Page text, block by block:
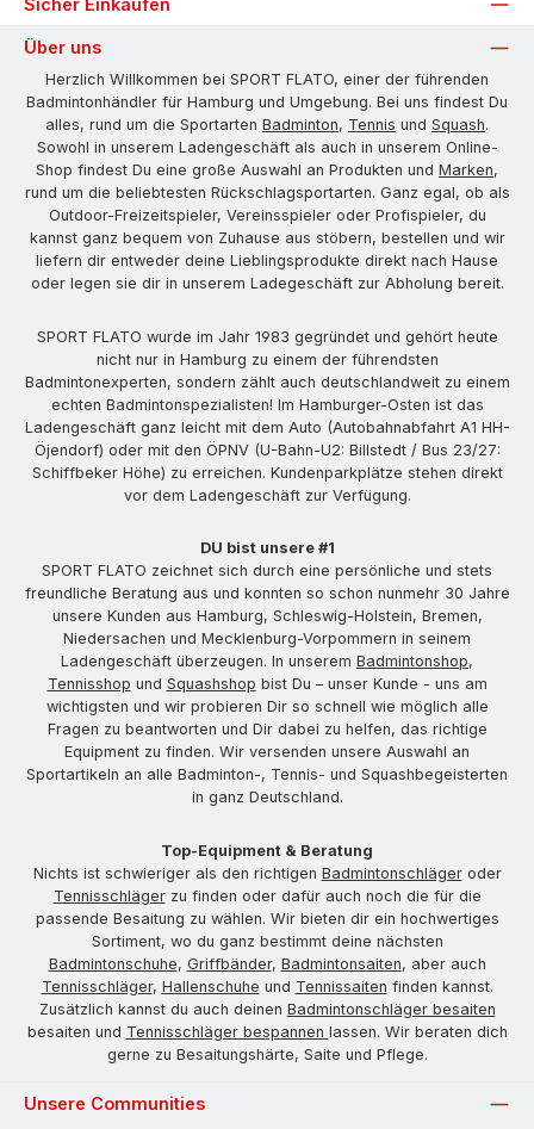
Über uns
Herzlich Willkommen bei SPORT FLATO, einer der führenden
Badmintonhändler für Hamburg und Umgebung. Bei uns findest Du
alles, rund um die Sportarten Badminton, Tennis und Squash.
Sowohl in unserem Ladengeschäft als auch in unserem Online-
Shop findest Du eine große Auswahl an Produkten und Marken,
rund um die beliebtesten Rückschlagsportarten. Ganz egal, ob als
Outdoor-Freizeitspieler, Vereinsspieler oder Profispieler, du
kannst ganz bequem von Zuhause aus stöbern, bestellen und wir
liefern dir entweder deine Lieblingsprodukte direkt nach Hause
oder legen sie dir in unserem Ladegeschäft zur Abholung bereit.
SPORT FLATO wurde im Jahr 1983 gegründet und gehört heute
nicht nur in Hamburg zu einem der führendsten
Badmintonexperten, sondern zählt auch deutschlandweit zu einem
echten Badmintonspezialisten! Im Hamburger-Osten ist das
Ladengeschäft ganz leicht mit dem Auto (Autobahnabfahrt A1 HH-
Öjendorf) oder mit den ÖPNV (U-Bahn-U2: Billstedt / Bus 23/27:
Schiffbeker Höhe) zu erreichen. Kundenparkplätze stehen direkt
vor dem Ladengeschäft zur Verfügung.
DU bist unsere #1
SPORT FLATO zeichnet sich durch eine persönliche und stets
freundliche Beratung aus und konnten so schon nunmehr 30 Jahre
unsere Kunden aus Hamburg, Schleswig-Holstein, Bremen,
Niedersachen und Mecklenburg-Vorpommern in seinem
Ladengeschäft überzeugen. In unserem Badmintonshop,
Tennisshop und Squashshop bist Du – unser Kunde - uns am
wichtigsten und wir probieren Dir so schnell wie möglich alle
Fragen zu beantworten und Dir dabei zu helfen, das richtige
Equipment zu finden. Wir versenden unsere Auswahl an
Sportartikeln an alle Badminton-, Tennis- und Squashbegeisterten
in ganz Deutschland.
Top-Equipment & Beratung
Nichts ist schwieriger als den richtigen Badmintonschlägeroder
Tennisschlägerzu finden oder dafür auch noch die für die
passende Besaitung zu wählen. Wir bieten dir ein hochwertiges
Sortiment, wo du ganz bestimmt deine nächsten
Badmintonschuhe, Griffbänder, Badmintonsaiten, aber auch
Tennisschläger, Hallenschuhe und Tennissaiten finden kannst.
Zusätzlich kannst du auch deinen Badmintonschläger besaiten
besaiten und Tennisschläger bespannen lassen. Wir beraten dich
gerne zu Besaitungshärte, Saite und Pflege.
Unsere Communities